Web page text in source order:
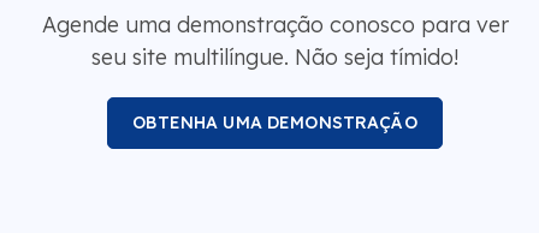
Agende uma demonstração conosco para ver
seu site multilíngue. Não seja tímido!
OBTENHA UMA DEMONSTRAÇÃO